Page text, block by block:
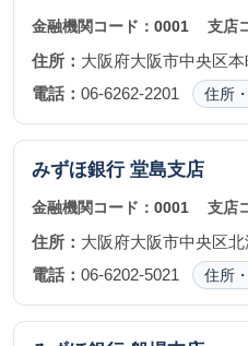
金融機関コード： 0001 支店
住所： 大阪府大阪市中央区本
電話： 06-6262-2201 住所
みずほ銀行 堂島支店
金融機関コード： 0001 支店
住所： 大阪府大阪市中央区北
電話： 06-6202-5021 住所